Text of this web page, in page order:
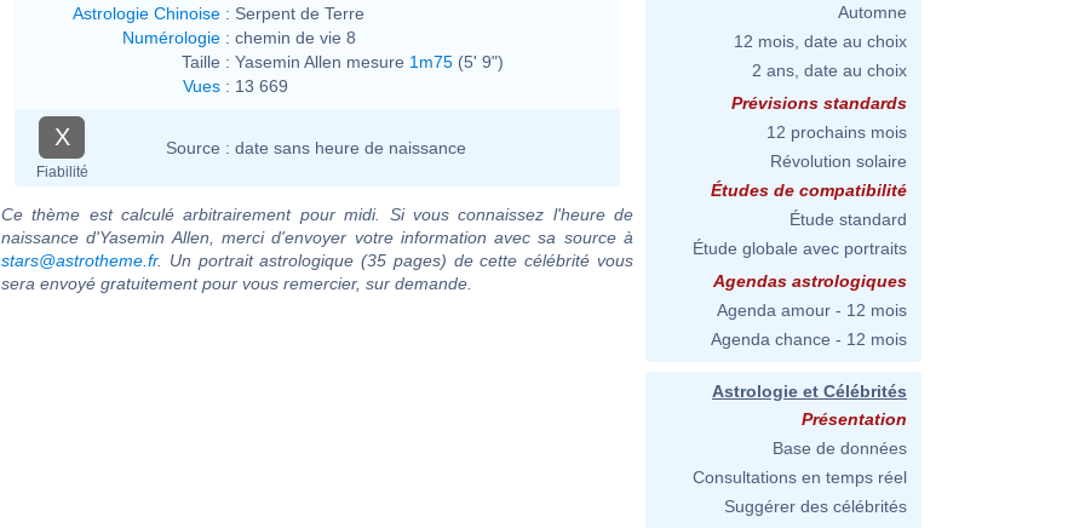
Astrologie Chinoise : Serpent de Terre
Numérologie : chemin de vie 8
Taille : Yasemin Allen mesure 1m75 (5' 9")
Vues : 13 669
X
Fiabilité
Source : date sans heure de naissance
Ce thème est calculé arbitrairement pour midi. Si vous connaissez l'heure de
naissance d'Yasemin Allen, merci d'envoyer votre information avec sa source à
stars@astrotheme.fr. Un portrait astrologique (35 pages) de cette célébrité vous
sera envoyé gratuitement pour vous remercier, sur demande.
Automne
12 mois, date au choix
2 ans, date au choix
Prévisions standards
12 prochains mois
Révolution solaire
Études de compatibilité
Étude standard
Étude globale avec portraits
Agendas astrologiques
Agenda amour - 12 mois
Agenda chance - 12 mois
Astrologie et Célébrités
Présentation
Base de données
Consultations en temps réel
Suggérer des célébrités